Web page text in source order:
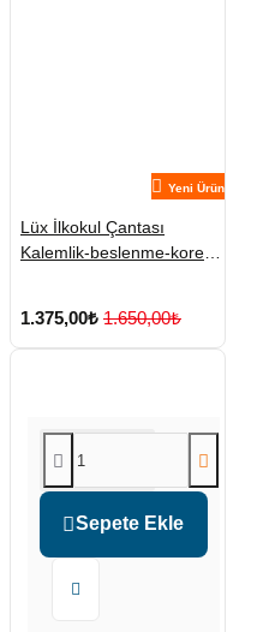
Sepete Ekle
Yeni Ürün
Lüx İlkokul Çantası
Kalemlik-beslenme-kore
1.375,00₺ 1.650,00₺